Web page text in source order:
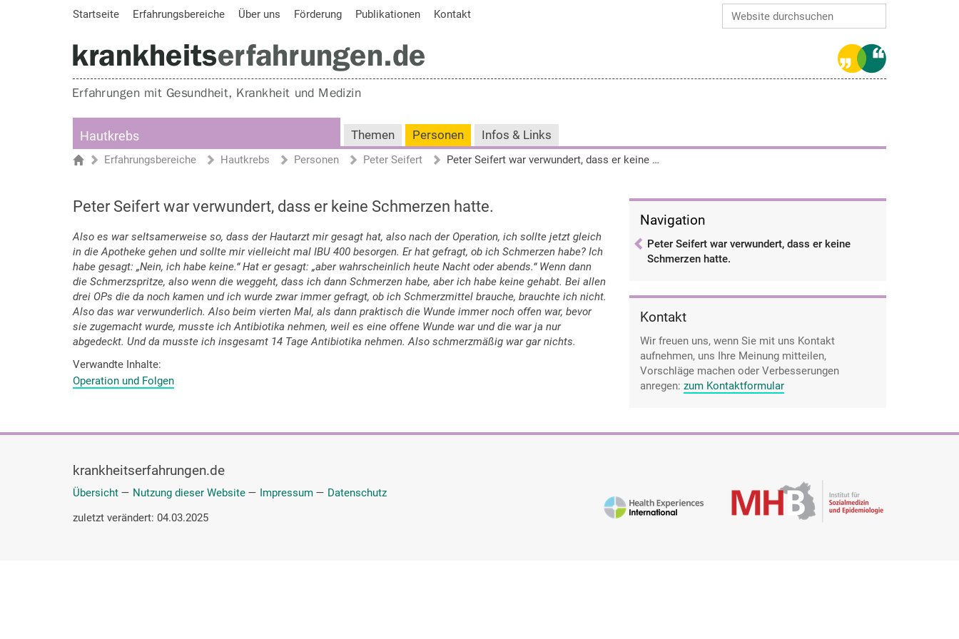
Erweiterte Suche…
Startseite Erfahrungsbereiche Über uns Förderung Publikationen Kontakt
Hautkrebs Themen Personen Infos & Links
Sie sind hier
StartseiteErfahrungsbereiche Hautkrebs Personen Peter Seifert Peter Seifert war verwundert, dass er keine Schmerzen hatte.
Peter Seifert war verwundert, dass er keine Schmerzen hatte.
Also es war seltsamerweise so, dass der Hautarzt mir gesagt hat, also nach der Operation, ich sollte jetzt gleich
in die Apotheke gehen und sollte mir vielleicht mal IBU 400 besorgen. Er hat gefragt, ob ich Schmerzen habe? Ich
habe gesagt: „Nein, ich habe keine.“ Hat er gesagt: „aber wahrscheinlich heute Nacht oder abends.“ Wenn dann
die Schmerzspritze, also wenn die weggeht, dass ich dann Schmerzen habe, aber ich habe keine gehabt. Bei allen
drei OPs die da noch kamen und ich wurde zwar immer gefragt, ob ich Schmerzmittel brauche, brauchte ich nicht.
Also das war verwunderlich. Also beim vierten Mal, als dann praktisch die Wunde immer noch offen war, bevor
sie zugemacht wurde, musste ich Antibiotika nehmen, weil es eine offene Wunde war und die war ja nur
abgedeckt. Und da musste ich insgesamt 14 Tage Antibiotika nehmen. Also schmerzmäßig war gar nichts.
Verwandte Inhalte
Operation und Folgen
Navigation
Peter Seifert war verwundert, dass er keine
Schmerzen hatte.
Kontakt
Wir freuen uns, wenn Sie mit uns Kontakt
aufnehmen, uns Ihre Meinung mitteilen,
Vorschläge machen oder Verbesserungen
anregen: zum Kontaktformular
krankheitserfahrungen.de
Übersicht — Nutzung dieser Website — Impressum — Datenschutz
zuletzt verändert: 04.03.2025